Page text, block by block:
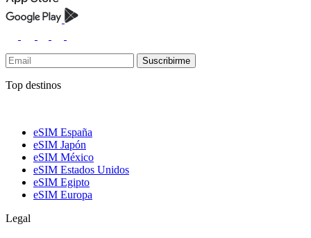
Suscribirme
Top destinos
eSIM España
eSIM Japón
eSIM México
eSIM Estados Unidos
eSIM Egipto
eSIM Europa
Legal